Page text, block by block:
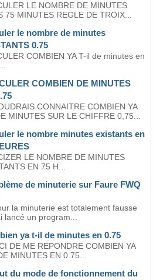
LE NOMBRE DE MINUTES
75 MINUTES REGLE DE TROIX...
le nombre de minutes
0.75
COMBIEN YA T-il de minutes en
COMBIEN DE MINUTES
CONNAITRE COMBIEN YA
MINUTES SUR LE CHIFFRE 0,75...
le nombre minutes existants en
LE NOMBRE DE MINUTES
EN 75 H...
de minuterie sur Faure FWQ
la minuterie est totalement fausse
lancé un program...
ya t-il de minutes en 0.75
DE ME REPONDRE COMBIEN YA
MINUTES EN 0.75...
du mode de fonctionnement du